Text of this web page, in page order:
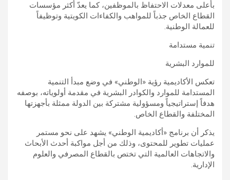
بأعلى معدلات الاحتفاظ بالموظفين، كما يعدّ أكثر مؤسسات
القطاع الخاص جذباً للمواهب والكفاءات الكويتية وتوظيفاً
للعمالة الوطنية.
تنمية مستدامة
للموارد البشرية
تعكس الأكاديمية رؤية «الوطني» في وضع مبدأ التنمية
المستدامة للموارد والكوادر البشرية في مقدمة أولوياته، بوصفه
هدفاً إستراتيجياً ومسؤولية مشتركة بين الدولة ممثلة بأجهزتها
المختلفة والقطاع الخاص.
يذكر أن برنامج «أكاديمية الوطني» يشهد على نحو مستمر
عمليات تطوير للمحتوى، وذلك من أجل مواكبة أحدث الأبحاث
والاتجاهات العالمية التي تختص بالقطاع المصرفي والعلوم
الإدارية.